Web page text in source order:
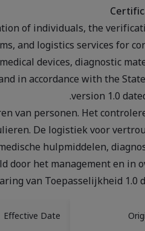
of individuals, the
and logistics services for
devices, diagnostic
in accordance with the
version 1.0
van personen. Het
De logistiek voor
hulpmiddelen,
door het management en in
van Toepasselijkheid 1.0
Effective Date